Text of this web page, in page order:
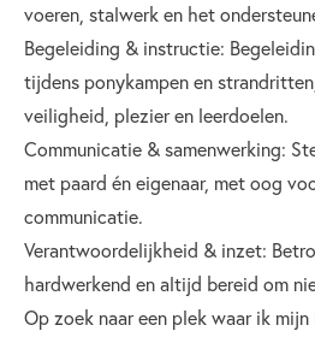
voeren, stalwerk en het
Begeleiding & instructie:
tijdens ponykampen en
veiligheid, plezier en leerdoelen.
Communicatie & samenwerking:
met paard én eigenaar, met oog
communicatie.
Verantwoordelijkheid & inzet:
hardwerkend en altijd bereid om
Op zoek naar een plek waar ik